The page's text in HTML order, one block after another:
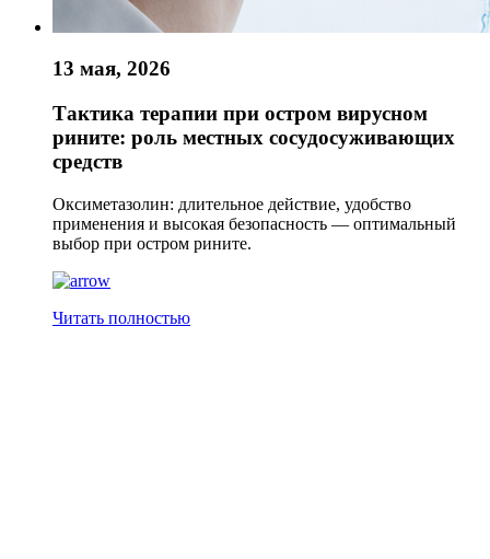
13 мая, 2026
Тактика терапии при остром вирусном
рините: роль местных сосудосуживающих
средств
Оксиметазолин: длительное действие, удобство
применения и высокая безопасность — оптимальный
выбор при остром рините.
Читать полностью